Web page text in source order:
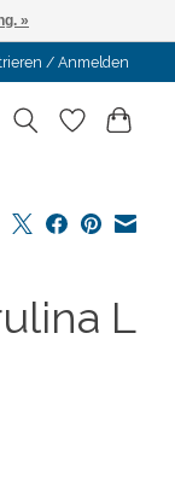
/ Anmelden
L
»